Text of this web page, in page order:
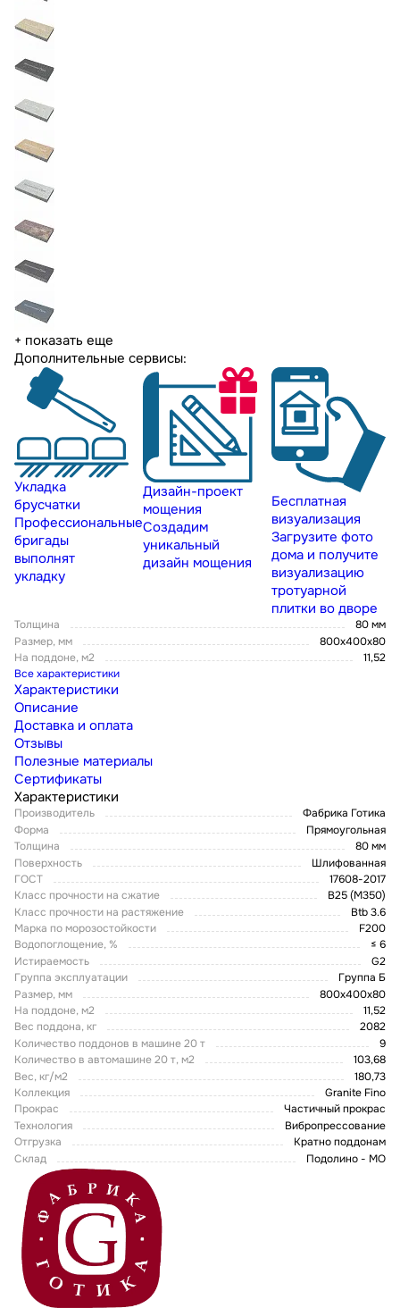
+ показать еще
Дополнительные сервисы:
Укладка
брусчатки
Профессиональные
бригады
выполнят
укладку
Дизайн-проект
мощения
Создадим
уникальный
дизайн мощения
Бесплатная
визуализация
Загрузите фото
дома и получите
визуализацию
тротуарной
плитки во дворе
Толщина
80 мм
Размер, мм
800x400x80
На поддоне, м2
11,52
Все характеристики
Характеристики
Описание
Доставка и оплата
Отзывы
Полезные материалы
Сертификаты
Характеристики
Производитель
Фабрика Готика
Форма
Прямоугольная
Толщина
80 мм
Поверхность
Шлифованная
ГОСТ
17608-2017
Класс прочности на сжатие
В25 (М350)
Класс прочности на растяжение
Btb 3.6
Марка по морозостойкости
F200
Водопоглощение, %
≤ 6
Истираемость
G2
Группа эксплуатации
Группа Б
Размер, мм
800x400x80
На поддоне, м2
11,52
Вес поддона, кг
2082
Количество поддонов в машине 20 т
9
Количество в автомашине 20 т, м2
103,68
Вес, кг/м2
180,73
Коллекция
Granite Fino
Прокрас
Частичный прокрас
Технология
Вибропрессование
Отгрузка
Кратно поддонам
Склад
Подолино - МО